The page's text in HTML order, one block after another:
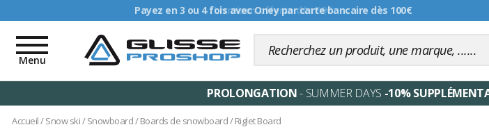
Livraison offerte dès 99€
Toggle
navigation
Menu
PROLONGATION- SUMMER DAYS -10%
Accueil/Snow ski/Snowboard/Boards de snowboard/Riglet Board